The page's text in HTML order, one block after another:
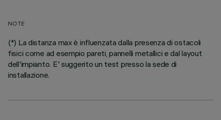
NOTE
(*) La distanza max è influenzata dalla presenza di ostacoli
fisici come ad esempio pareti, pannelli metallici e dal layout
dell'impianto. E' suggerito un test presso la sede di
installazione.